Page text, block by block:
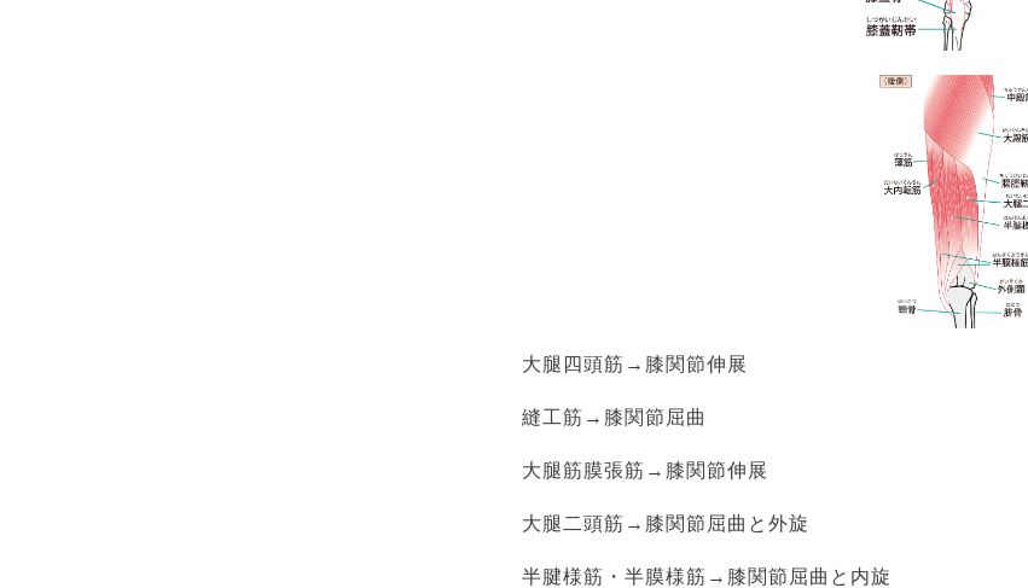
大腿四頭筋→膝関節伸展
縫工筋→膝関節屈曲
大腿筋膜張筋→膝関節伸展
大腿二頭筋→膝関節屈曲と外旋
半腱様筋・半膜様筋→膝関節屈曲と内旋